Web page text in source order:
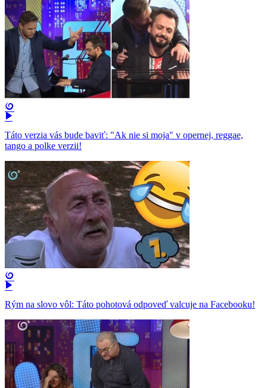
Táto verzia vás bude baviť: "Ak nie si moja" v opernej, reggae,
tango a polke verzii!
Rým na slovo vôl: Táto pohotová odpoveď valcuje na Facebooku!